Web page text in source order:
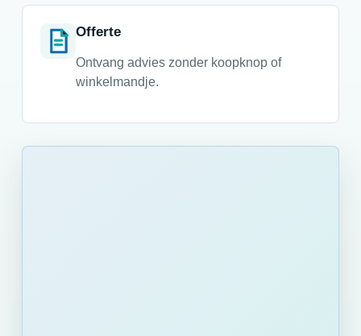
Offerte
Ontvang advies zonder koopknop of
winkelmandje.